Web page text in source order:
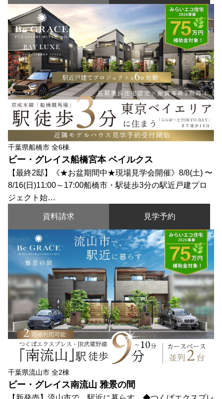
千葉県船橋市 全6棟
ビー・グレイス船橋宮本 ベイルクス
【最終2邸】《★お盆期間中★現場見学会開催》8/8(土) 〜
8/16(日)11:00～17:00船橋市・駅徒歩3分の駅近戸建プロ
ジェクト始…
資料請求 見学予約
千葉県流山市 全2棟
ビー・グレイス南流山 雅景の間